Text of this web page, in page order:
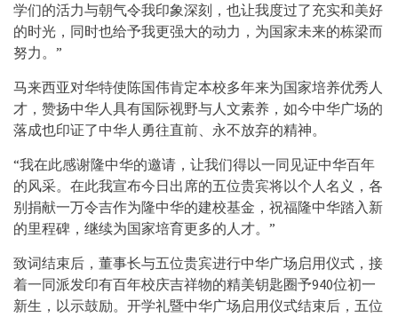
学们的活力与朝气令我印象深刻，也让我度过了充实和美好
的时光，同时也给予我更强大的动力，为国家未来的栋梁而
努力。”
马来西亚对华特使陈国伟肯定本校多年来为国家培养优秀人
才，赞扬中华人具有国际视野与人文素养，如今中华广场的
落成也印证了中华人勇往直前、永不放弃的精神。
“我在此感谢隆中华的邀请，让我们得以一同见证中华百年
的风采。在此我宣布今日出席的五位贵宾将以个人名义，各
别捐献一万令吉作为隆中华的建校基金，祝福隆中华踏入新
的里程碑，继续为国家培育更多的人才。”
致词结束后，董事长与五位贵宾进行中华广场启用仪式，接
着一同派发印有百年校庆吉祥物的精美钥匙圈予940位初一
新生，以示鼓励。开学礼暨中华广场启用仪式结束后，五位